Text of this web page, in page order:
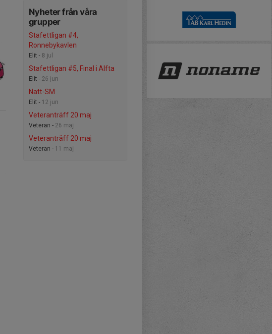
Nyheter från våra
grupper
Stafettligan #4,
Ronnebykavlen
Elit - 8 jul
Stafettligan #5, Final i Alfta
Elit - 26 jun
Natt-SM
Elit - 12 jun
Veteranträff 20 maj
Veteran - 26 maj
Veteranträff 20 maj
Veteran - 11 maj